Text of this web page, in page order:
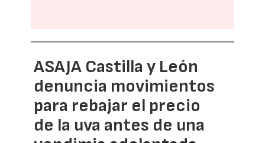
ASAJA Castilla y León
denuncia movimientos
para rebajar el precio
de la uva antes de una